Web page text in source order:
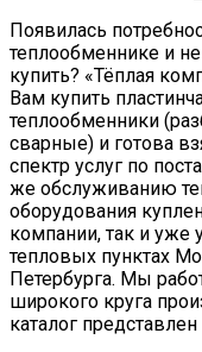
Появилась
теплообменнике и не
купить? «Тёплая
Вам купить
теплообменники
сварные) и готова
спектр услуг по
же обслуживанию
оборудования
компании, так и уже
тепловых пунктах
Петербурга. Мы
широкого круга
каталог